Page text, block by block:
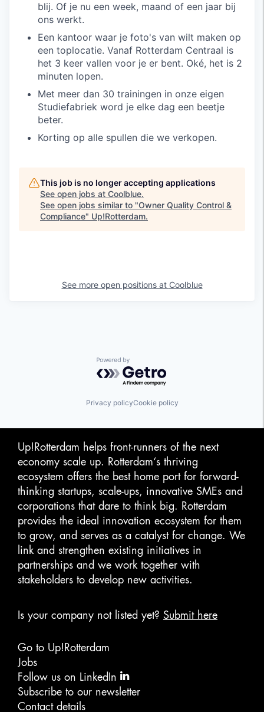
blij. Of je nu een week, maand of een jaar bij
ons werkt.
Een kantoor waar je foto's van wilt maken op
een toplocatie. Vanaf Rotterdam Centraal is
het 3 keer vallen voor je er bent. Oké, het is 2
minuten lopen.
Met meer dan 30 trainingen in onze eigen
Studiefabriek word je elke dag een beetje
beter.
Korting op alle spullen die we verkopen.
This job is no longer accepting applications
See open jobs at Coolblue.
See open jobs similar to "Owner Quality Control &
Compliance" Up!Rotterdam.
See more open positions at Coolblue
Powered by Getro.com
Privacy policyCookie policy
Up!Rotterdam helps front-runners of the next
economy scale up. Rotterdam‘s thriving
ecosystem offers the best home port for forward-
thinking startups, scale-ups, innovative SMEs and
corporations that dare to think big. Rotterdam
provides the ideal innovation ecosystem for them
to grow, and serves as a catalyst for change. We
link and strengthen existing initiatives in
partnerships and we work together with
stakeholders to develop new activities.
Is your company not listed yet? Submit here
Go to Up!Rotterdam
Jobs
Follow us on LinkedIn
Subscribe to our newsletter
Contact details